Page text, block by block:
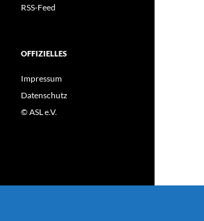
RSS-Feed
OFFIZIELLES
Impressum
Datenschutz
© ASL e.V.